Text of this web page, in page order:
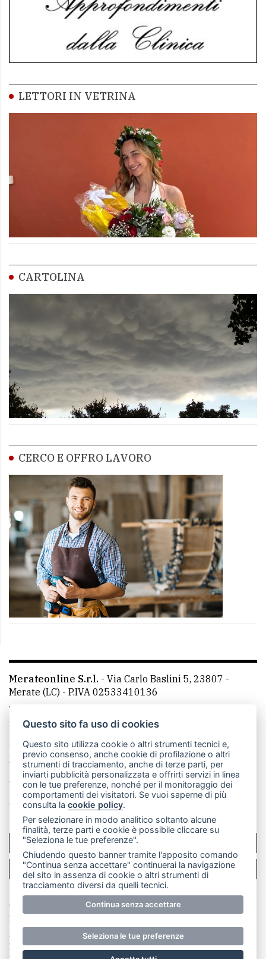
LETTORI IN VETRINA
CARTOLINA
CERCO E OFFRO LAVORO
Merateonline S.r.l. - Via Carlo Baslini 5, 23807 -
Merate (LC) - P.IVA 02533410136
Telefono:
mail: redazione@merateonline.it
La redazione
CasateOnline LeccoOnline
RSS
Made by VIP
Privacy policy
Cookie policy
Rivedi le tue scelte sui cookie
SCRIVICI
PER LA TUA PUBBLICITÀ
© Copyright Merateonline S.r.l. - Tutti i diritti riservati.
E' proibita la riproduzione e pubblicazione anche
parziale di testi, articoli e immagini senza la
preventiva autorizzazione scritta dell'editore. RI Lecco
Questo sito fa uso di cookies
Questo sito utilizza cookie o altri strumenti tecnici e,
previo consenso, anche cookie di profilazione o altri
strumenti di tracciamento, anche di terze parti, per
inviarti pubblicità personalizzata e offrirti servizi in linea
con le tue preferenze, nonché per il monitoraggio dei
comportamenti dei visitatori. Se vuoi saperne di più
consulta lacookie policy.
Per selezionare in modo analitico soltanto alcune
finalità, terze parti e cookie è possibile cliccare su
"Seleziona le tue preferenze".
Chiudendo questo banner tramite l'apposito comando
"Continua senza accettare" continuerai la navigazione
del sito in assenza di cookie o altri strumenti di
tracciamento diversi da quelli tecnici.
Continua senza accettare
Seleziona le tue preferenze